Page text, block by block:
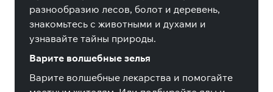
разнообразию лесов, болот и деревень,
знакомьтесь с животными и духами и
узнавайте тайны природы.
Варите волшебные зелья
Варите волшебные лекарства и помогайте